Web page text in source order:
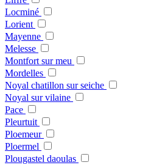
Locminé
Lorient
Mayenne
Melesse
Montfort sur meu
Mordelles
Noyal chatillon sur seiche
Noyal sur vilaine
Pace
Pleurtuit
Ploemeur
Ploermel
Plougastel daoulas